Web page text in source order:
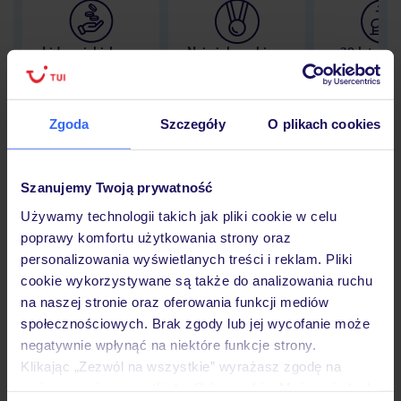
Zgoda Szczegóły O plikach cookies
Szanujemy Twoją prywatność
Używamy technologii takich jak pliki cookie w celu
poprawy komfortu użytkowania strony oraz
personalizowania wyświetlanych treści i reklam. Pliki
cookie wykorzystywane są także do analizowania ruchu
na naszej stronie oraz oferowania funkcji mediów
społecznościowych. Brak zgody lub jej wycofanie może
negatywnie wpłynąć na niektóre funkcje strony.
Klikając „Zezwól na wszystkie” wyrażasz zgodę na
Lider niskich cen
Największe biuro
30 lat w
Hotel
Opinie
Pokoje